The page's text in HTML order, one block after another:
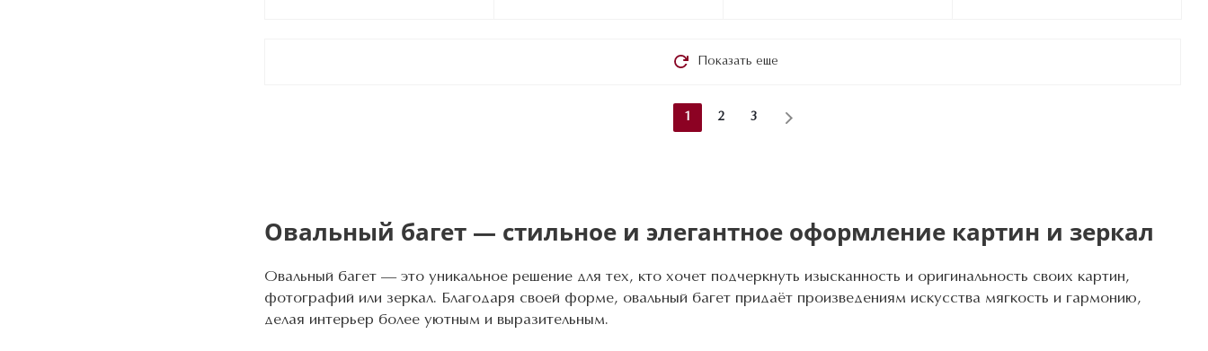
Показать еще
1 2 3
Овальный багет — стильное и элегантное оформление картин и зеркал
Овальный багет — это уникальное решение для тех, кто хочет подчеркнуть изысканность и оригинальность своих картин,
фотографий или зеркал. Благодаря своей форме, овальный багет придаёт произведениям искусства мягкость и гармонию,
делая интерьер более уютным и выразительным.